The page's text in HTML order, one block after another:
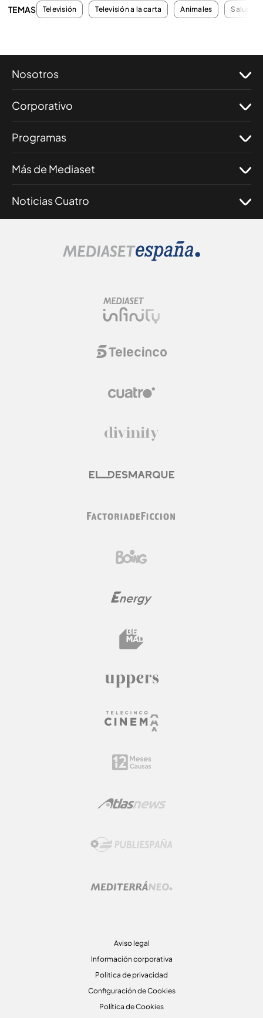
TEMAS Televisión Televisión a la carta Animales Salud
Nosotros
Corporativo
Programas
Más de Mediaset
Noticias Cuatro
Aviso legal
Información corporativa
Politica de privacidad
Configuración de Cookies
Política de Cookies